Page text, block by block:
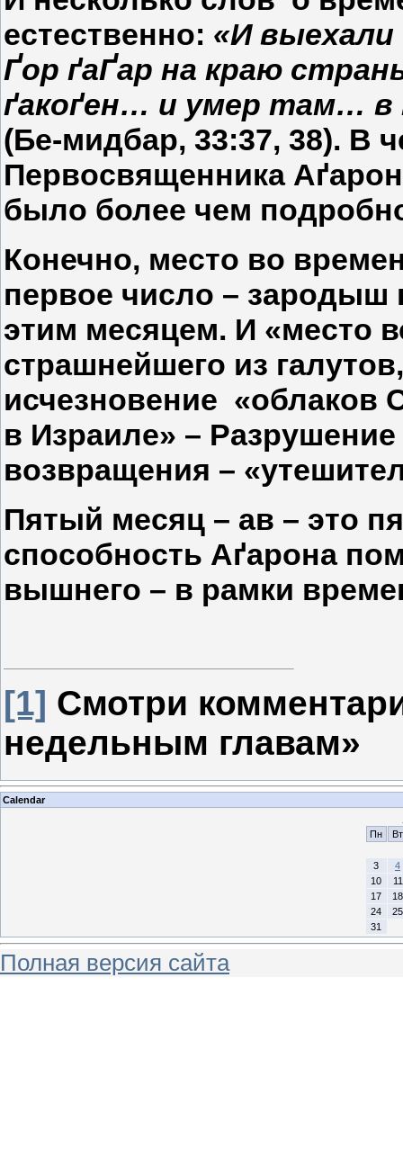
естественно: «И выехали
Ґор ґаҐар на краю
ґакоґен… и умер там… в
(Бе-мидбар, 33:37, 38). В
Первосвященника
было более чем
Конечно, место во
первое число – зародыш
этим месяцем. И «место
страшнейшего из
исчезновение
в Израиле» –
возвращения –
Пятый месяц – ав – это
способность Аґарона
вышнего – в рамки
[1] Смотри
недельным главам»
Calendar
Пн
Вт
3
4
10
11
17
18
24
25
31
Полная версия сайта